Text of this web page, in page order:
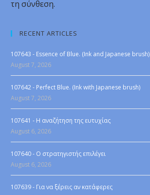
τη σύνθεση.
RECENT ARTICLES
107643 - Essence of Blue. (Ink and Japanese brush)
August 7, 2026
107642 - Perfect Blue. (Ink with Japanese brush)
August 7, 2026
107641 - Η αναζήτηση της ευτυχίας
August 6, 2026
107640 - Ο στρατηγιστής επιλέγει
August 6, 2026
107639 - Για να ξέρεις αν κατάφερες